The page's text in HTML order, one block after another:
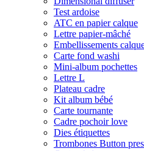
Test ardoise
ATC en papier calque
Lettre papier-mâché
Embellissements
Carte fond washi
Mini-album pochettes
Lettre L
Plateau cadre
Kit album bébé
Carte tournante
Cadre pochoir love
Dies étiquettes
Trombones Button